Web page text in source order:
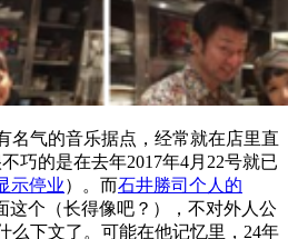
名气的音乐据点，经常就在店里直
巧的是在去年2017年4月22号就已
示停业）。而石井勝司个人的
这个（长得像吧？），不对外人公
么下文了。可能在他记忆里，24年